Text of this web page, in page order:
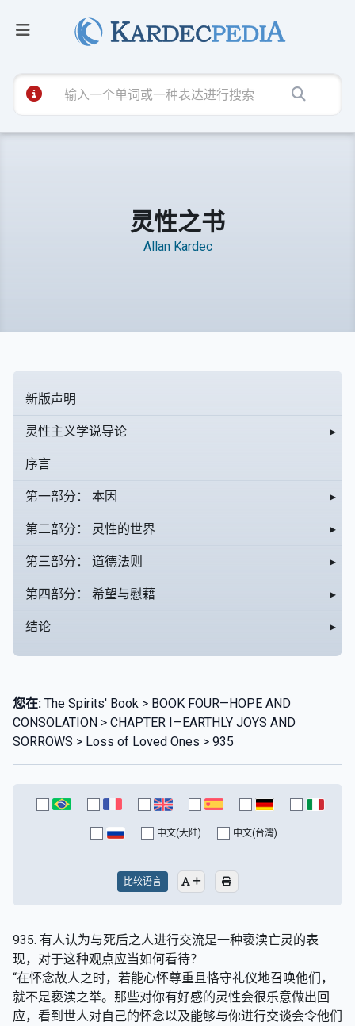
灵性之书
Allan Kardec
新版声明
灵性主义学说导论 ▸
序言
第一部分： 本因 ▸
第二部分： 灵性的世界 ▸
第三部分： 道德法则 ▸
第四部分： 希望与慰藉 ▸
结论 ▸
您在: The Spirits' Book > BOOK FOUR—HOPE AND
CONSOLATION > CHAPTER I—EARTHLY JOYS AND
SORROWS > Loss of Loved Ones > 935
中文(大陆) 中文(台灣)
比较语言
935. 有人认为与死后之人进行交流是一种亵渎亡灵的表
现，对于这种观点应当如何看待？
“在怀念故人之时，若能心怀尊重且恪守礼仪地召唤他们，
就不是亵渎之举。那些对你有好感的灵性会很乐意做出回
应，看到世人对自己的怀念以及能够与你进行交谈会令他们